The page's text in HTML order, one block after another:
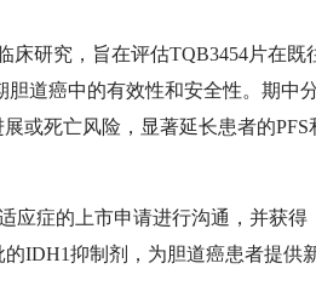
床研究，旨在评估TQB3454片在既
道癌中的有效性和安全性。期中
或死亡风险，显著延长患者的PFS
应症的上市申请进行沟通，并获得
IDH1抑制剂，为胆道癌患者提供